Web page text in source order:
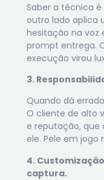
Saber a técnica
outro lado aplica
hesitação na voz
prompt entrega.
execução virou
3.
Quando dá
O cliente de alto
e reputação, que
ele. Pele em
4.
captura.